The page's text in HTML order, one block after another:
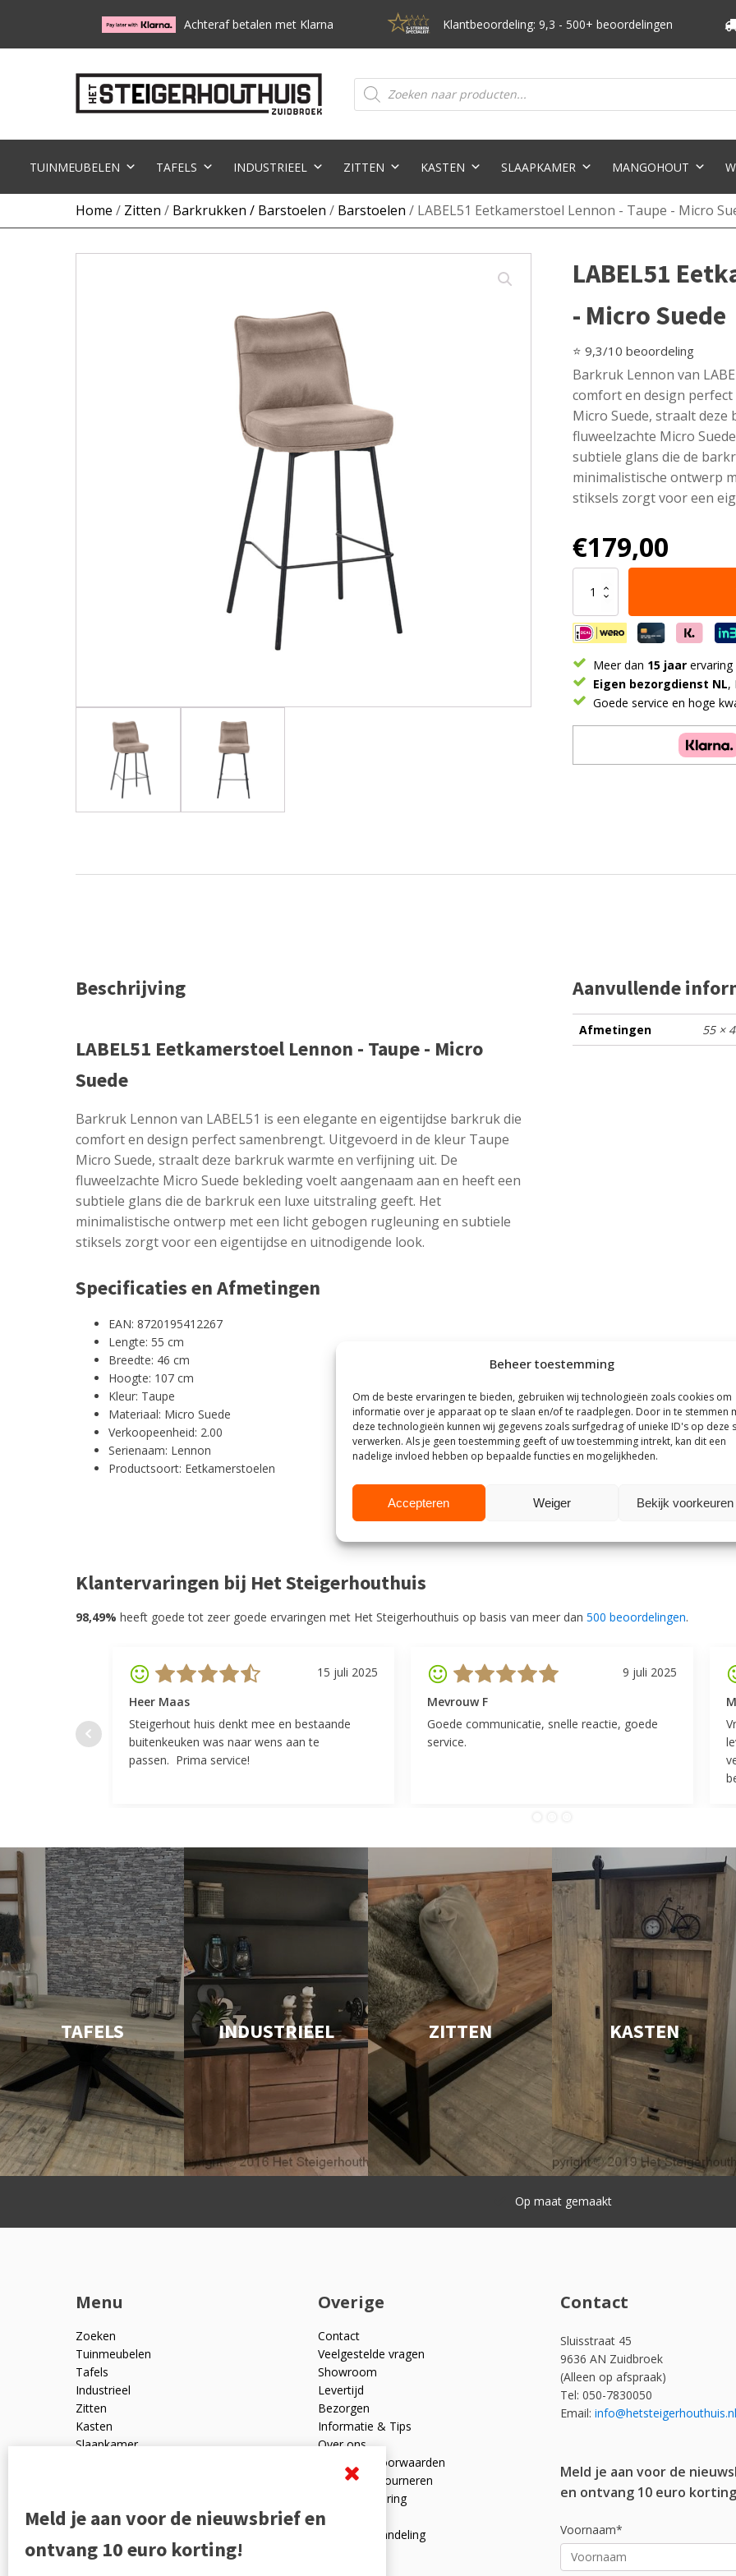
Beheer toestemming
Om de beste ervaringen te bieden, gebruiken wij technologieën zoals cookies om
informatie over je apparaat op te slaan en/of te raadplegen. Door in te stemmen
deze technologieën kunnen wij gegevens zoals surfgedrag of unieke ID's op deze
verwerken. Als je geen toestemming geeft of uw toestemming intrekt, kan dit een
nadelige invloed hebben op bepaalde functies en mogelijkheden.
Accepteren Weiger Bekijk voorkeuren
Achteraf betalen met Klarna Klantbeoordeling: 9,3 - 500+ beoordelingen
Producten
zoeken
TUINMEUBELEN TAFELS INDUSTRIEEL ZITTEN KASTEN SLAAPKAMER MANGOHOUT
Home / Zitten / Barkrukken / Barstoelen / Barstoelen / LABEL51 Eetkamerstoel Lennon - Taupe - Micro
LABEL51
- Micro Suede
⭐ 9,3/10 beoordeling
Barkruk Lennon van
comfort en design
Micro Suede, straalt
fluweelzachte Micro
subtiele glans die de
minimalistische ontwerp
stiksels zorgt voor een
€179,00
Eetkamerstoel
Lennon
-
Taupe
-
Micro
Suede
aantal
Meer dan 15 jaar ervaring
Eigen bezorgdienst NL,
Goede service en hoge
Beschrijving
LABEL51 Eetkamerstoel Lennon - Taupe - Micro
Suede
Barkruk Lennon van LABEL51 is een elegante en eigentijdse barkruk die
comfort en design perfect samenbrengt. Uitgevoerd in de kleur Taupe
Micro Suede, straalt deze barkruk warmte en verfijning uit. De
fluweelzachte Micro Suede bekleding voelt aangenaam aan en heeft een
subtiele glans die de barkruk een luxe uitstraling geeft. Het
minimalistische ontwerp met een licht gebogen rugleuning en subtiele
stiksels zorgt voor een eigentijdse en uitnodigende look.
Specificaties en Afmetingen
EAN: 8720195412267
Lengte: 55 cm
Breedte: 46 cm
Hoogte: 107 cm
Kleur: Taupe
Materiaal: Micro Suede
Verkoopeenheid: 2.00
Serienaam: Lennon
Productsoort: Eetkamerstoelen
Aanvullende
Afmetingen 55 ×
Klantervaringen bij Het Steigerhouthuis
98,49% heeft goede tot zeer goede ervaringen met Het Steigerhouthuis op basis van meer dan 500 beoordelingen.
15 juli 2025
Heer Maas
Steigerhout huis denkt mee en bestaande
buitenkeuken was naar wens aan te
passen. Prima service!
9 juli 2025
Mevrouw F
Goede communicatie, snelle reactie, goede
service.
TAFELS INDUSTRIEEL ZITTEN KASTEN
Snelle levering
Menu
Zoeken
Tuinmeubelen
Tafels
Industrieel
Zitten
Kasten
Slaapkamer
Outlet
Overige
Contact
Veelgestelde vragen
Showroom
Levertijd
Bezorgen
Informatie & Tips
Over ons
Algemene voorwaarden
Ruilen en retourneren
Privacyverklaring
Reviewpolicy
Klachtenafhandeling
Contact
Sluisstraat 45
9636 AN Zuidbroek
(Alleen op afspraak)
Tel: 050-7830050
Email: info@hetsteigerhouthuis.nl
Meld je aan voor de
en ontvang 10 euro
Voornaam*
Meld je aan voor de nieuwsbrief en
ontvang 10 euro korting!